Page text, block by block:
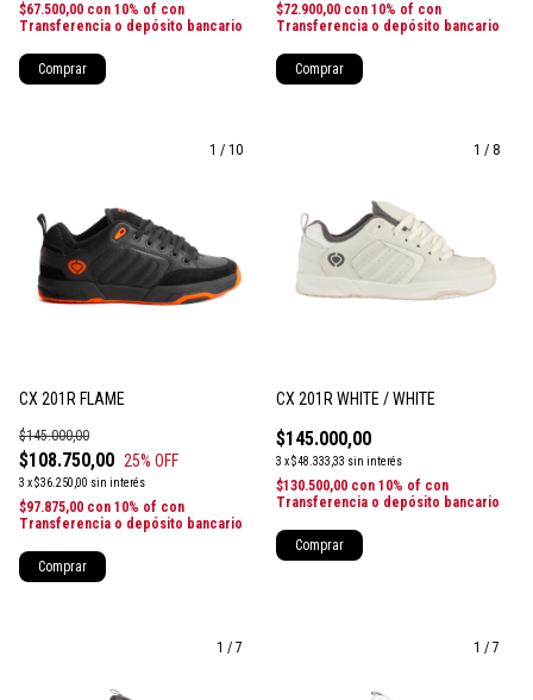
$67.500,00 con 10% of con
Transferencia o depósito bancario
Comprar
$72.900,00 con 10% of con
Transferencia o depósito bancario
Comprar
1 / 10
CX 201R FLAME
$108.750,00
$145.000,00
25% OFF
3 x$36.250,00 sin interés
$97.875,00 con 10% of con
Transferencia o depósito bancario
Comprar
1 / 8
CX 201R WHITE / WHITE
$145.000,00
3 x$48.333,33 sin interés
$130.500,00 con 10% of con
Transferencia o depósito bancario
Comprar
1 / 7 1 / 7